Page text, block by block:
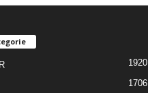
1920
1706